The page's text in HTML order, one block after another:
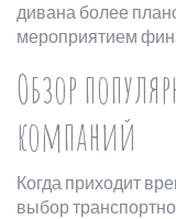
дивана более
мероприятием
Обзор
компаний
Когда приходит
выбор